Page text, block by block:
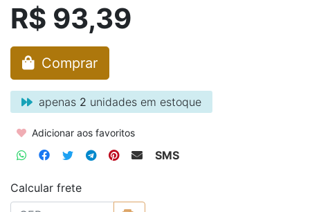
R$ 93,39
Comprar
apenas 2 unidades em estoque
Adicionar aos favoritos
SMS
Calcular frete